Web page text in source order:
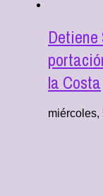
Detiene
la Costa
miércoles,